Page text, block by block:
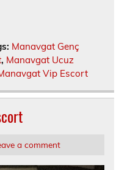
Manavgat Genç
, Manavgat Ucuz
Vip Escort
a comment